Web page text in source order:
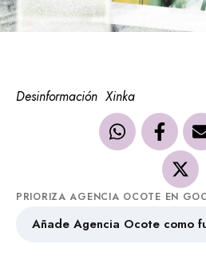
Desinformación Xinka
PRIORIZA AGENCIA OCOTE EN
Añade Agencia Ocote como